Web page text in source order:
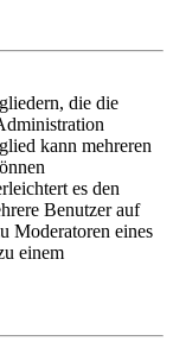
die die
kann mehreren
es den
Benutzer auf
Moderatoren eines
einem